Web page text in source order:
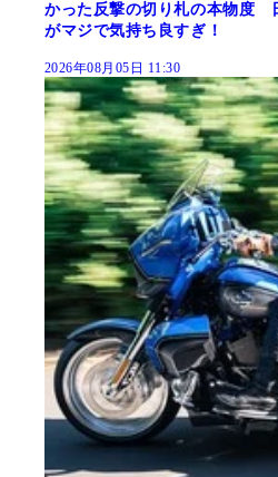
かった反撃の切り札の本物度
がマジで気持ち良すぎ！
2026年08月05日 11:30